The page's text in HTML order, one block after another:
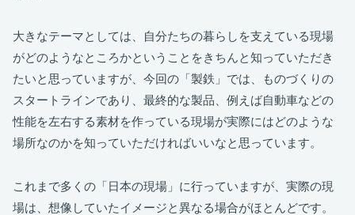
大きなテーマとしては、自分たちの暮らしを支えている現場
がどのようなところかということをきちんと知っていただき
たいと思っていますが、今回の「製鉄」では、ものづくりの
スタートラインであり、最終的な製品、例えば自動車などの
性能を左右する素材を作っている現場が実際にはどのような
場所なのかを知っていただければいいなと思っています。
これまで多くの「日本の現場」に行っていますが、実際の現
場は、想像していたイメージと異なる場合がほとんどです。